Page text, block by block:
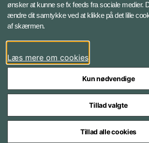
Bluesky
LinkedIn
Styrelser og myndigheder under
ønsker at kunne se fx feeds fra sociale medier.
ændre dit samtykke ved at klikke på det lille
af skærmen.
Læs mere om cookies
Kun nødvendige
Tillad valgte
Tillad alle cookies